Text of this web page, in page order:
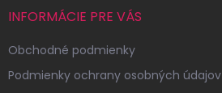
INFORMÁCIE PRE VÁS
Obchodné podmienky
Podmienky ochrany osobných údajov